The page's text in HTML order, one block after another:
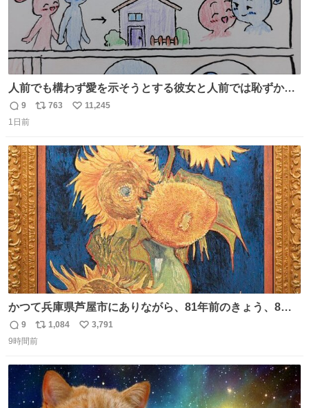
人前でも構わず愛を示そうとする彼女と人前では恥ずかし
いけど彼女を死ぬほど愛している彼氏 同士いませんか✋️
返
信
9
リ
ト
数
763
い
数
11,245
1日前
かつて兵庫県芦屋市にありながら、81年前のきょう、8月6
日の阪神大空襲の折に残念ながら焼失した、 #ゴッホ の幻
の「 #ヒマワリ 」。 当館は、東京都にある武者小路実篤記
り陶板で原寸大に再現し、2014年より展示しています。 #
大塚国際美術館
返
信
9
リ
ポ
ト
数
1,084
い
数
3,791
9時間前